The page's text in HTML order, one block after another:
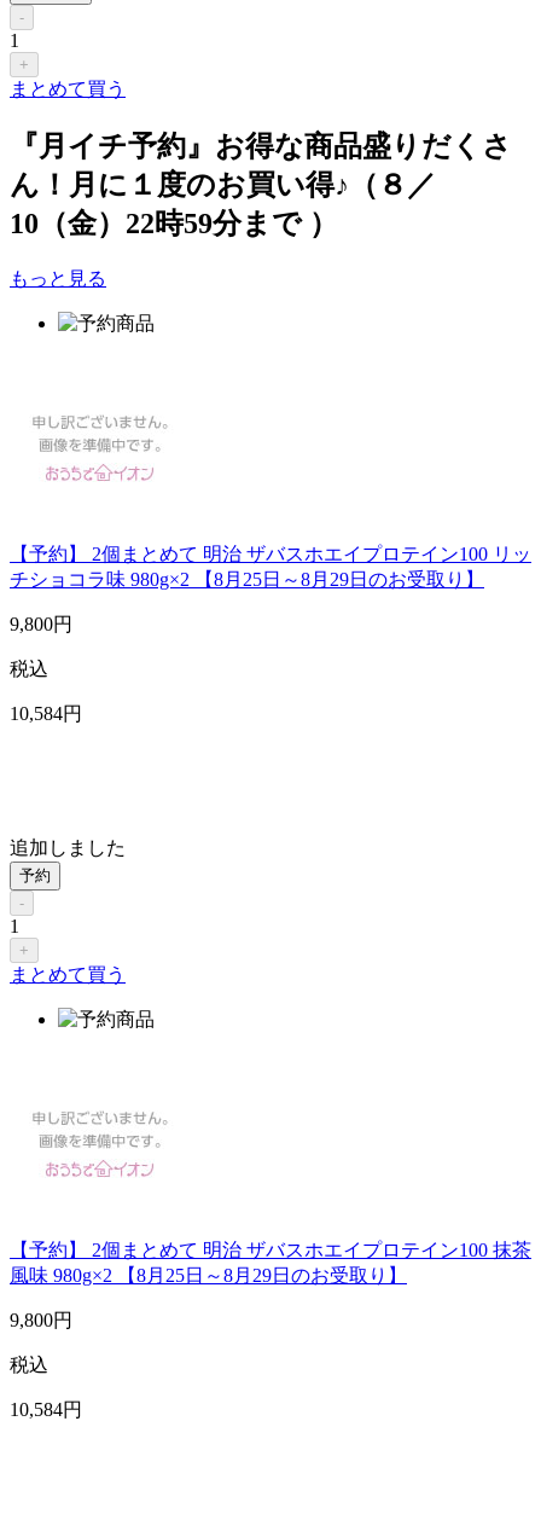
-
1
+
まとめて買う
『月イチ予約』お得な商品盛りだくさ
ん！月に１度のお買い得♪（８／
10（金）22時59分まで ）
もっと見る
【予約】 2個まとめて 明治 ザバスホエイプロテイン100 リッ
チショコラ味 980g×2 【8月25日～8月29日のお受取り】
9,800円
税込
10,584円
追加しました
予約
-
1
+
まとめて買う
【予約】 2個まとめて 明治 ザバスホエイプロテイン100 抹茶
風味 980g×2 【8月25日～8月29日のお受取り】
9,800円
税込
10,584円